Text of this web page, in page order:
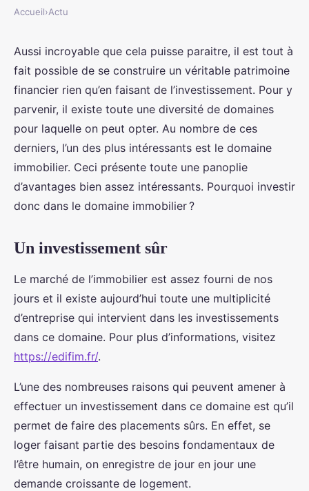
Pourquoi investir dans le
domaine immobilier ?
rodolphe• 29 novembre 2023• 2 min de lecture
Accueil›Actu
Aussi incroyable que cela puisse paraitre, il est tout à
fait possible de se construire un véritable patrimoine
financier rien qu’en faisant de l’investissement. Pour y
parvenir, il existe toute une diversité de domaines
pour laquelle on peut opter. Au nombre de ces
derniers, l’un des plus intéressants est le domaine
immobilier. Ceci présente toute une panoplie
d’avantages bien assez intéressants. Pourquoi investir
donc dans le domaine immobilier ?
Un investissement sûr
Le marché de l’immobilier est assez fourni de nos
jours et il existe aujourd’hui toute une multiplicité
d’entreprise qui intervient dans les investissements
dans ce domaine. Pour plus d’informations, visitez
https://edifim.fr/.
L’une des nombreuses raisons qui peuvent amener à
effectuer un investissement dans ce domaine est qu’il
permet de faire des placements sûrs. En effet, se
loger faisant partie des besoins fondamentaux de
l’être humain, on enregistre de jour en jour une
demande croissante de logement.